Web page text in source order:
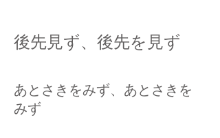
後先見ず、後先を見ず
あとさきをみず、あとさきを
みず